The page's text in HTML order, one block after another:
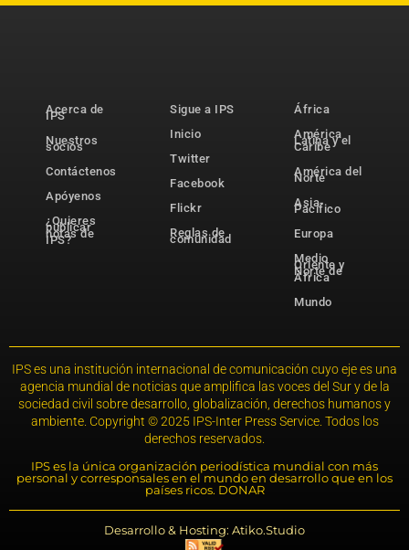
Acerca de
IPS
Nuestros
socios
Contáctenos
Apóyenos
¿Quieres
publicar
notas de
IPS?
Sigue a IPS
Inicio
Twitter
Facebook
Flickr
Reglas de
comunidad
África
América
Latina y el
Caribe
América del
Norte
Asia-
Pacífico
Europa
Medio
Oriente y
Norte de
África
Mundo
IPS es una institución internacional de comunicación cuyo eje es una
agencia mundial de noticias que amplifica las voces del Sur y de la
sociedad civil sobre desarrollo, globalización, derechos humanos y
ambiente. Copyright © 2025 IPS-Inter Press Service. Todos los
derechos reservados.
IPS es la única organización periodística mundial con más
personal y corresponsales en el mundo en desarrollo que en los
países ricos. DONAR
Desarrollo & Hosting: Atiko.Studio